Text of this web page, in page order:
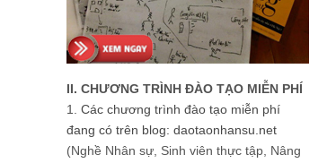
II. CHƯƠNG TRÌNH ĐÀO TẠO MIỄN PHÍ
1. Các chương trình đào tạo miễn phí
đang có trên blog: daotaonhansu.net
(Nghề Nhân sự, Sinh viên thực tập, Nâng